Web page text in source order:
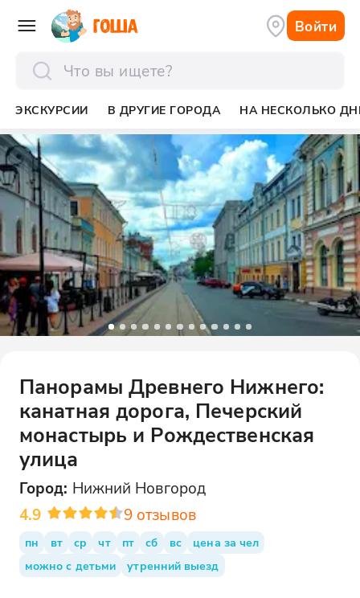
Войти
ЭКСКУРСИИ В ДРУГИЕ ГОРОДА НА НЕСКОЛЬКО
Панорамы Древнего Нижнего:
канатная дорога, Печерский
монастырь и Рождественская
улица
Город: Нижний Новгород
4.9
9 отзывов
пн вт ср чт пт сб вс
цена за чел
можно с детьми
утренний выезд